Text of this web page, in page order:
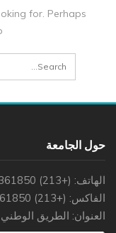
for. Perhaps
حول الجامعة
الهاتف: (+213) 049361850
الفاكس: (+213) 049361850
العنوان: الطريق الوطني رقم 06، أدرار-